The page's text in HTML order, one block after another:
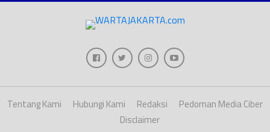
Tentang Kami Hubungi Kami Redaksi
Pedoman Media Ciber
Disclaimer